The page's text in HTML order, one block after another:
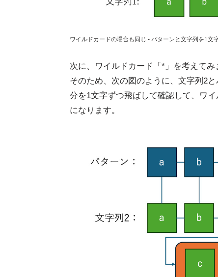
ワイルドカードの場合も同じ - パターンと文字列を1文
次に、ワイルドカード「*」を考えて
そのため、次の図のように、文字列2
分を1文字ずつ飛ばして確認して、ワ
になります。